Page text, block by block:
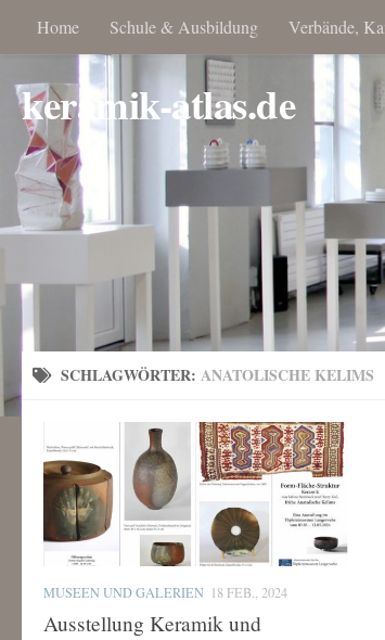
Home Schule & Ausbildung Verbände,
keramik-atlas.de
SCHLAGWÖRTER: ANATOLISCHE KELIMS
MUSEEN UND GALERIEN 18 FEB., 2024
Ausstellung Keramik und